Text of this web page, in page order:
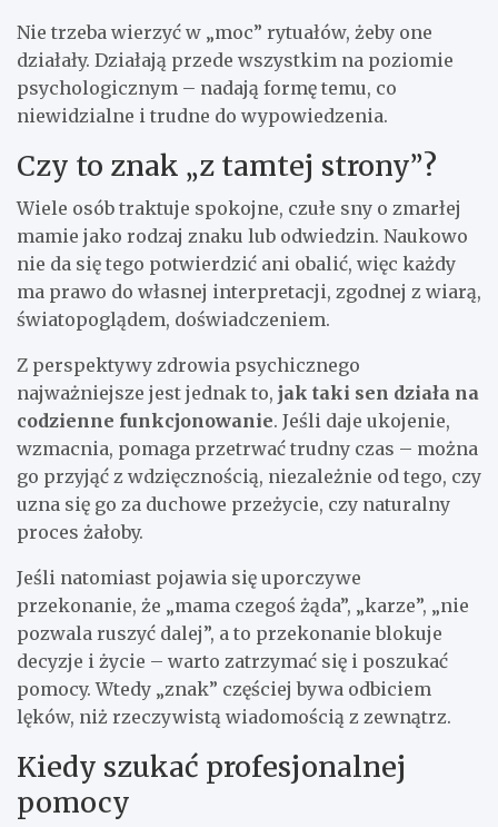
Nie trzeba wierzyć w „moc” rytuałów, żeby one
działały. Działają przede wszystkim na poziomie
psychologicznym – nadają formę temu, co
niewidzialne i trudne do wypowiedzenia.
Czy to znak „z tamtej strony”?
Wiele osób traktuje spokojne, czułe sny o zmarłej
mamie jako rodzaj znaku lub odwiedzin. Naukowo
nie da się tego potwierdzić ani obalić, więc każdy
ma prawo do własnej interpretacji, zgodnej z wiarą,
światopoglądem, doświadczeniem.
Z perspektywy zdrowia psychicznego
najważniejsze jest jednak to, jak taki sen działa na
codzienne funkcjonowanie. Jeśli daje ukojenie,
wzmacnia, pomaga przetrwać trudny czas – można
go przyjąć z wdzięcznością, niezależnie od tego, czy
uzna się go za duchowe przeżycie, czy naturalny
proces żałoby.
Jeśli natomiast pojawia się uporczywe
przekonanie, że „mama czegoś żąda”, „karze”, „nie
pozwala ruszyć dalej”, a to przekonanie blokuje
decyzje i życie – warto zatrzymać się i poszukać
pomocy. Wtedy „znak” częściej bywa odbiciem
lęków, niż rzeczywistą wiadomością z zewnątrz.
Kiedy szukać profesjonalnej
pomocy